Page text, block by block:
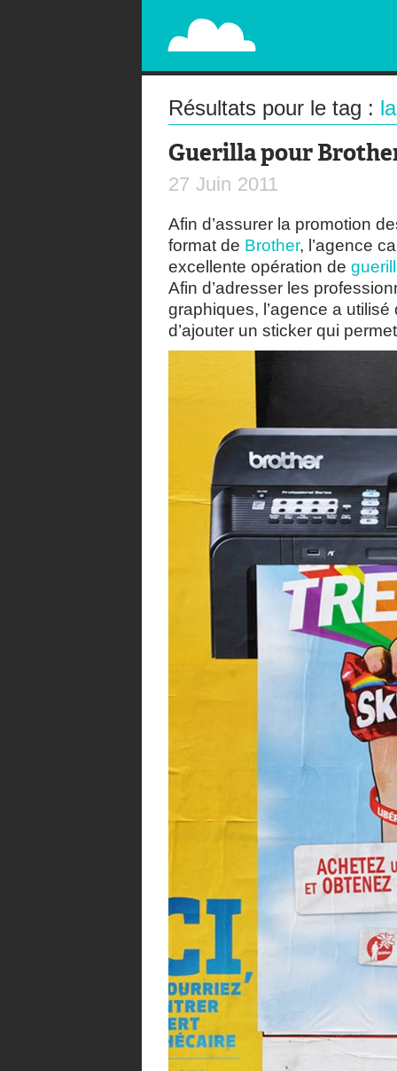
PAPERPLANE
STREET, AMBIENT, GUÉRILLA MARKETING
Résultats pour le tag :
Guerilla pour
27 Juin 2011
Afin d’assurer la promotion
format de Brother, l’agence
excellente opération de
Afin d’adresser les
graphiques, l’agence a
d’ajouter un sticker qui